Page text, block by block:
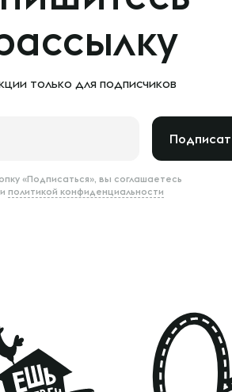
только для подписчиков
«Подписаться», вы соглашаетесь
и политикой конфиденциальности